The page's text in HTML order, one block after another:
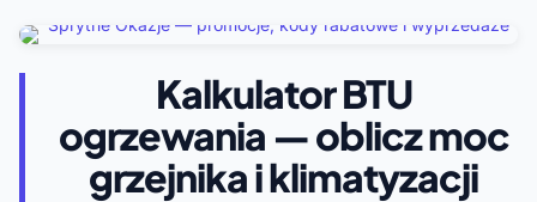
Kalkulator BTU
ogrzewania — oblicz moc
grzejnika i klimatyzacji